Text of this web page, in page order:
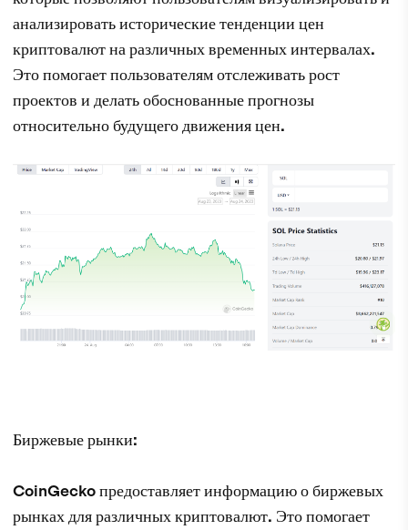
анализировать исторические тенденции цен
криптовалют на различных временных интервалах.
Это помогает пользователям отслеживать рост
проектов и делать обоснованные прогнозы
относительно будущего движения цен.
Биржевые рынки:
CoinGecko предоставляет информацию о биржевых
рынках для различных криптовалют. Это помогает